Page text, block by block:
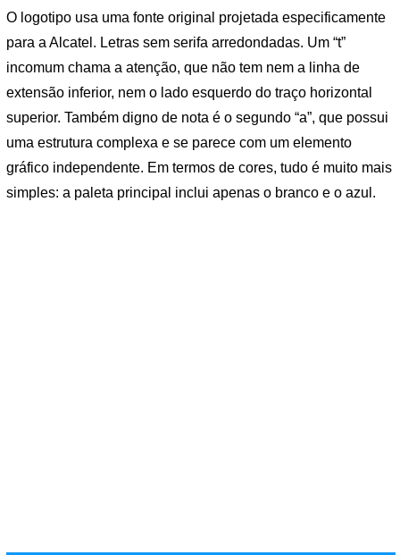
O logotipo usa uma fonte original projetada especificamente
para a Alcatel. Letras sem serifa arredondadas. Um “t”
incomum chama a atenção, que não tem nem a linha de
extensão inferior, nem o lado esquerdo do traço horizontal
superior. Também digno de nota é o segundo “a”, que possui
uma estrutura complexa e se parece com um elemento
gráfico independente. Em termos de cores, tudo é muito mais
simples: a paleta principal inclui apenas o branco e o azul.